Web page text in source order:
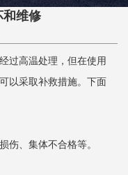
和维修
高温处理，但在使用
以采取补救措施。下面
、集体不合格等。